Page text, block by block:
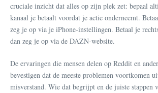
cruciale inzicht dat alles op zijn plek zet: bepaal
kanaal je betaalt voordat je actie onderneemt.
zeg je op via je iPhone-instellingen. Betaal je
dan zeg je op via de DAZN-website.
De ervaringen die mensen delen op Reddit en
bevestigen dat de meeste problemen voortkomen
misverstand. Wie dat begrijpt en de juiste stappen